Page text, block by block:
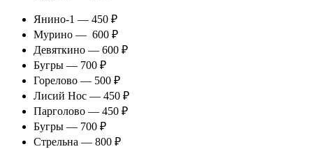
Янино-1 — 450 ₽
Мурино — 600 ₽
Девяткино — 600 ₽
Бугры — 700 ₽
Горелово — 500 ₽
Лисий Нос — 450 ₽
Парголово — 450 ₽
Бугры — 700 ₽
Стрельна — 800 ₽